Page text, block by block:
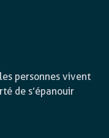
personnes vivent
de s’épanouir